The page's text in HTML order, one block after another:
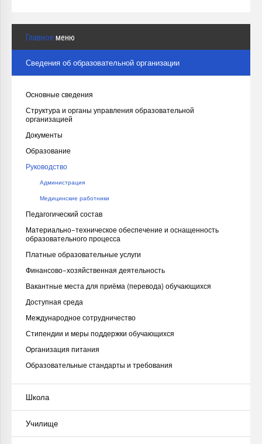
Главное меню
Сведения об образовательной организации
Основные сведения
Структура и органы управления образовательной
организацией
Документы
Образование
Руководство
Администрация
Медицинские работники
Педагогический состав
Материально-техническое обеспечение и оснащенность
образовательного процесса
Платные образовательные услуги
Финансово-хозяйственная деятельность
Вакантные места для приёма (перевода) обучающихся
Доступная среда
Международное сотрудничество
Стипендии и меры поддержки обучающихся
Организация питания
Образовательные стандарты и требования
Школа
Училище